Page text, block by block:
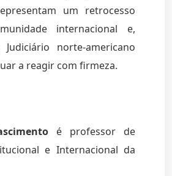
um retrocesso
internacional e,
norte-americano
a reagir com firmeza.
é professor de
e Internacional da